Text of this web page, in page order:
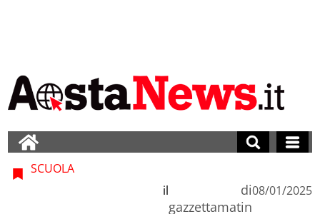
SCUOLA
di
gazzettamatin
il 08/01/2025